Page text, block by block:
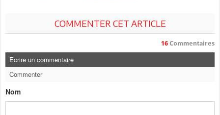
COMMENTER CET ARTICLE
16 Commentaires
Ecrire un commentaire
Commenter
Nom